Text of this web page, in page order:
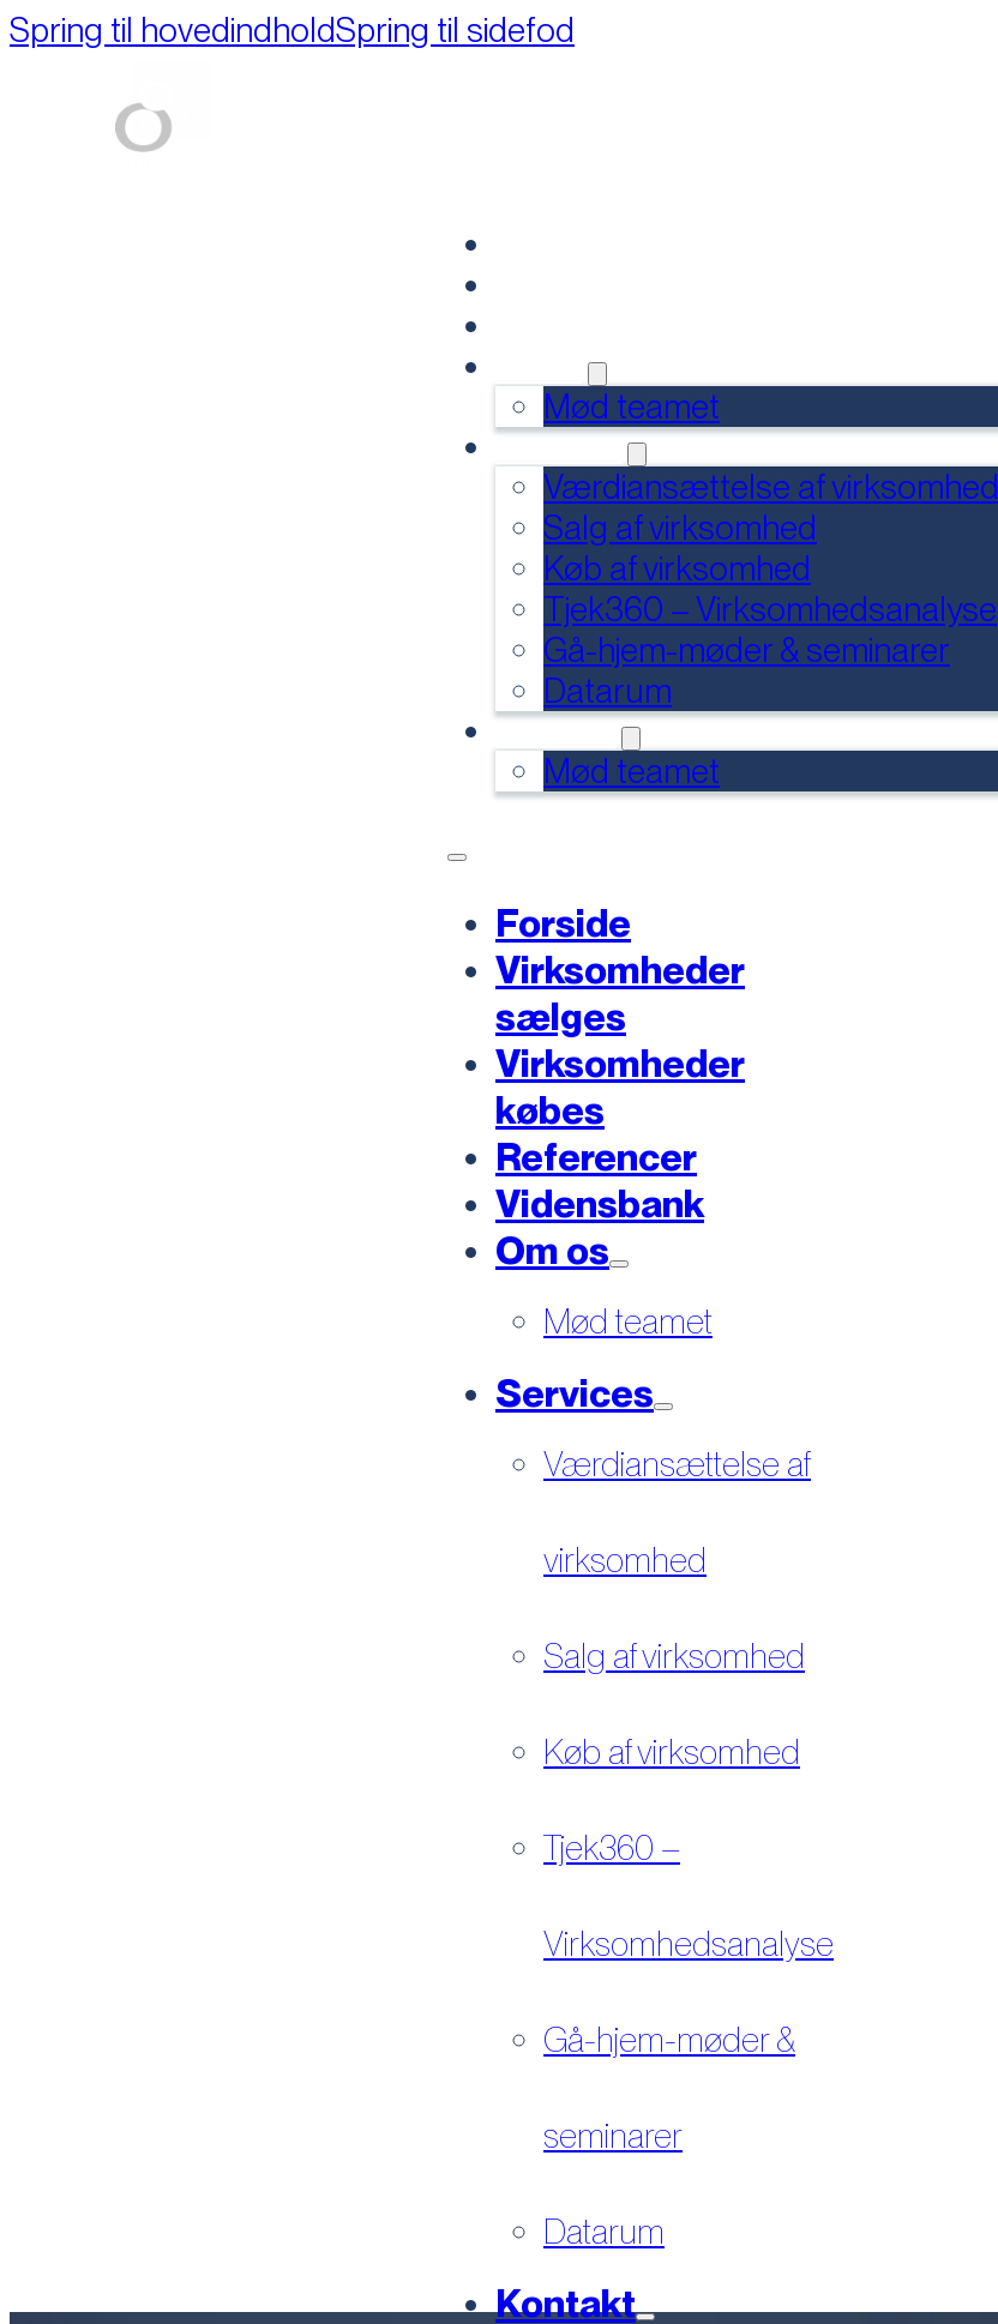
Spring til hovedindholdSpring til sidefod
Mød teamet
Værdiansættelse af virksomhed
Salg af virksomhed
Køb af virksomhed
Tjek360 – Virksomhedsanalyse
Gå-hjem-møder & seminarer
Datarum
Mød teamet
Forside
Virksomheder
sælges
Virksomheder
købes
Referencer
Vidensbank
Om os
Mød teamet
Services
Værdiansættelse af
virksomhed
Salg af virksomhed
Køb af virksomhed
Tjek360 –
Virksomhedsanalyse
Gå-hjem-møder &
seminarer
Datarum
Kontakt